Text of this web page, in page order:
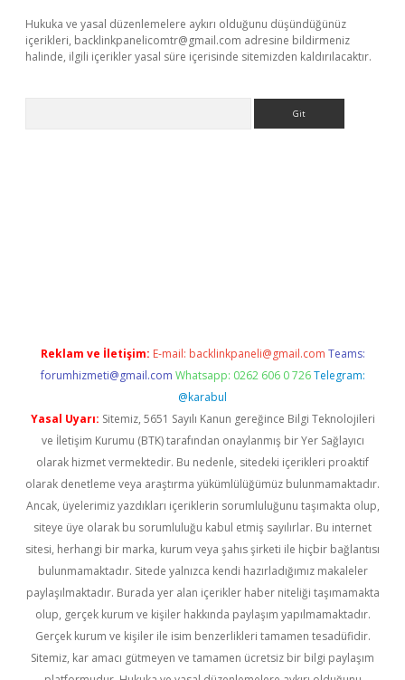
Hukuka ve yasal düzenlemelere aykırı olduğunu düşündüğünüz
içerikleri, backlinkpanelicomtr@gmail.com adresine bildirmeniz
halinde, ilgili içerikler yasal süre içerisinde sitemizden kaldırılacaktır.
Reklam ve İletişim: E-mail: backlinkpaneli@gmail.com Teams:
forumhizmeti@gmail.com Whatsapp: 0262 606 0 726 Telegram:
@karabul
Yasal Uyarı: Sitemiz, 5651 Sayılı Kanun gereğince Bilgi Teknolojileri
ve İletişim Kurumu (BTK) tarafından onaylanmış bir Yer Sağlayıcı
olarak hizmet vermektedir. Bu nedenle, sitedeki içerikleri proaktif
olarak denetleme veya araştırma yükümlülüğümüz bulunmamaktadır.
Ancak, üyelerimiz yazdıkları içeriklerin sorumluluğunu taşımakta olup,
siteye üye olarak bu sorumluluğu kabul etmiş sayılırlar. Bu internet
sitesi, herhangi bir marka, kurum veya şahıs şirketi ile hiçbir bağlantısı
bulunmamaktadır. Sitede yalnızca kendi hazırladığımız makaleler
paylaşılmaktadır. Burada yer alan içerikler haber niteliği taşımamakta
olup, gerçek kurum ve kişiler hakkında paylaşım yapılmamaktadır.
Gerçek kurum ve kişiler ile isim benzerlikleri tamamen tesadüfidir.
Sitemiz, kar amacı gütmeyen ve tamamen ücretsiz bir bilgi paylaşım